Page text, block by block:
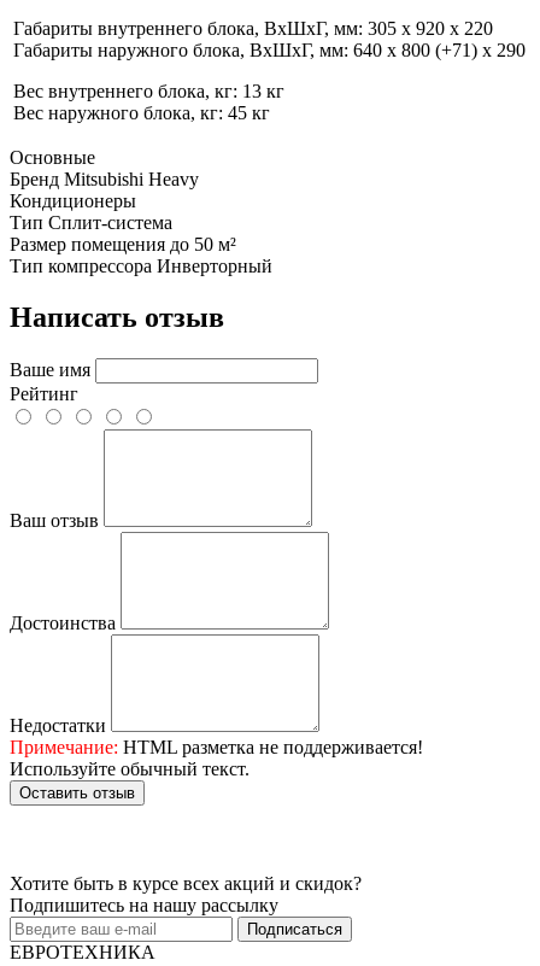
Габариты внутреннего блока, ВхШхГ, мм: 305 x 920 x 220
Габариты наружного блока, ВхШхГ, мм: 640 x 800 (+71) x 290
Вес внутреннего блока, кг: 13 кг
Вес наружного блока, кг: 45 кг
Основные
Бренд Mitsubishi Heavy
Кондиционеры
Тип Сплит-система
Размер помещения до 50 м²
Тип компрессора Инверторный
Написать отзыв
Ваше имя
Рейтинг
Ваш отзыв
Достоинства
Недостатки
Примечание: HTML разметка не поддерживается!
Используйте обычный текст.
Оставить отзыв
Хотите быть в курсе всех акций и скидок?
Подпишитесь на нашу рассылку
Подписаться
ЕВРОТЕХНИКА